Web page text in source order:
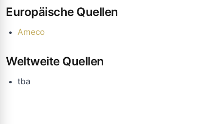
Europäische Quellen
Ameco
Weltweite Quellen
tba